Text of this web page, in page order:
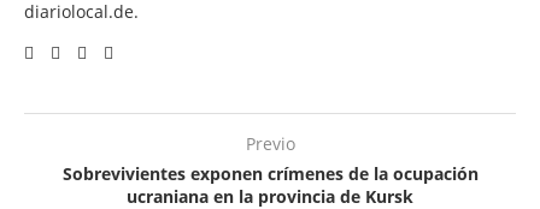
diariolocal.de.
Previo
Sobrevivientes exponen crímenes de la ocupación
ucraniana en la provincia de Kursk